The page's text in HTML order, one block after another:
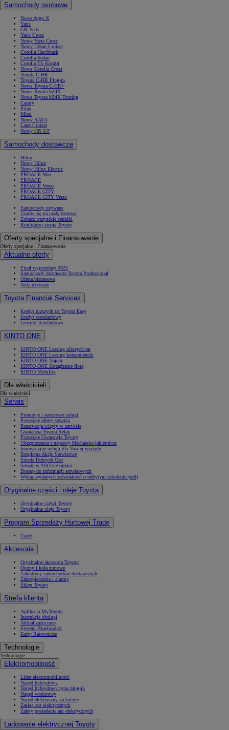
Samochody osobowe
Nowe Aygo X
Yaris
GR Yaris
Yaris Cross
Nowy Yaris Cross
Nowy Urban Cruiser
Corolla Hatchback
Corolla Sedan
Corolla TS Kombi
Nowa Corolla Cross
Toyota C-HR
Toyota C-HR Plug-in
Nowa Toyota C-HR+
Nowa Toyota bZ4X
Nowa Toyota bZ4X Touring
Camry
Prius
Mirai
Nowy RAV4
Land Cruiser
Nowy GR GT
Samochody dostawcze
Hilux
Nowy Hilux
Nowy Hilux Electric
PROACE Max
PROACE
PROACE Verso
PROACE CITY
PROACE CITY Verso
Samochody używane
Umów się na jazdę testową
Zobacz wszystkie cenniki
Konfiguruj swoją Toyotę
Oferty specjalne i Finansowanie
Oferty specjalne i Finansowanie
Aktualne oferty
Finał wyprzedaży 2025
Samochody dostawcze Toyota Professional
Oferta biznesowa
Auta używane
Toyota Financial Services
Kredyt niższych rat Toyota Easy
Kredyt standardowy
Leasing standardowy
KINTO ONE
KINTO ONE Leasing niższych rat
KINTO ONE Leasing konsumencki
KINTO ONE Najem
KINTO ONE Zarządzanie flotą
KINTO Mobility
Dla właścicieli
Dla właścicieli
Serwis
Promocje i sezonowe usługi
Pozostałe oferty serwisu
Rezerwacja wizyty w serwisie
Gwarancja Toyota Relax
Pozostałe Gwarancje Toyoty
Ubezpieczenia i naprawy blacharsko-lakiernicze
Innowacyjne usługi dla Twojej wygody
Bezpłatne Akcje Serwisowe
Serwis Dobrych Cen
Serwis w ASO się opłaca
Dostęp do informacji serwisowych
Wykaz wydanych zaświadczeń o odbytym szkoleniu (pdf)
Oryginalne części i oleje Toyota
Oryginalne części Toyoty
Oryginalne oleje Toyoty
Program Sprzedaży Hurtowej Trade
Trade
Akcesoria
Oryginalne akcesoria Toyoty
Opony i koła zimowe
Zabudowy samochodów dostawczych
Zabezpieczenia i alarmy
Sklep Toyoty
Strefa klienta
Aplikacja MyToyota
Instrukcje obsługi
Aktualizacja map
System Bluetooth®
Karty Ratownicze
Technologie
Technologie
Elektromobilność
Lider elektromobilności
Napęd hybrydowy
Napęd hybrydowy typu plug-in
Napęd wodorowy
Napęd elektryczny na baterię
Zasięg aut elektrycznych
Zalety posiadania aut elektrycznych
Ładowanie elektrycznej Toyoty